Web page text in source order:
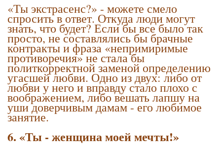
«Ты экстрасенс?» - можете смело
спросить в ответ. Откуда люди могут
знать, что будет? Если бы все было так
просто, не составлялись бы брачные
контракты и фраза «непримиримые
противоречия» не стала бы
политкорректной заменой определению
угасшей любви. Одно из двух: либо от
любви у него и вправду стало плохо с
воображением, либо вешать лапшу на
уши доверчивым дамам - его любимое
занятие.
6. «Ты - женщина моей мечты!»